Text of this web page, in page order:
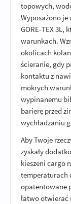
topowych,
Wyposażono
GORE-TEX 3L,
warunkach.
okolicach
ścieranie, gdy
kontaktu z
mokrych
wypinanemu
barierę przed
wychładzaniu
Aby Twoje
zyskały
kieszeni cargo
temperaturach
opatentowane
łatwo otwierać